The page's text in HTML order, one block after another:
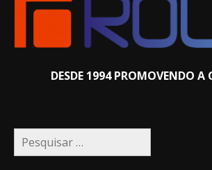
DESDE 1994 PROMOVENDO A
Pesquisar
por: